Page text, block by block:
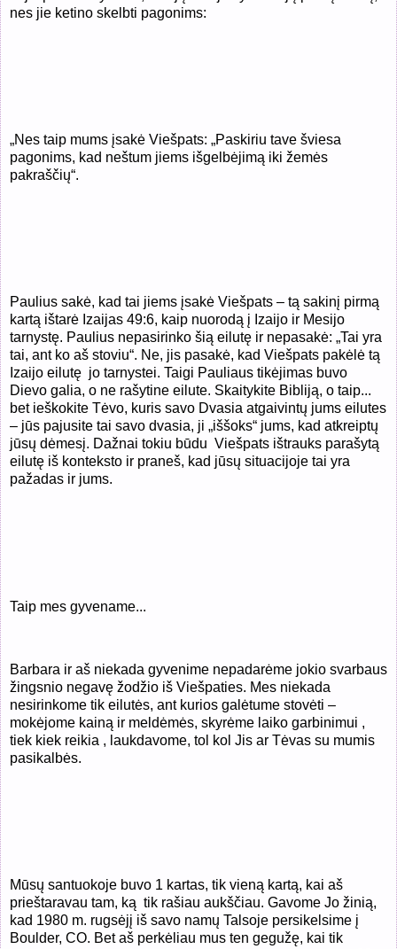
nes jie ketino skelbti pagonims:
„Nes taip mums įsakė Viešpats: „Paskiriu tave šviesa
pagonims, kad neštum jiems išgelbėjimą iki žemės
pakraščių“.
Paulius sakė, kad tai jiems įsakė Viešpats – tą sakinį pirmą
kartą ištarė Izaijas 49:6, kaip nuorodą į Izaijo ir Mesijo
tarnystę. Paulius nepasirinko šią eilutę ir nepasakė: „Tai yra
tai, ant ko aš stoviu“. Ne, jis pasakė, kad Viešpats pakėlė tą
Izaijo eilutę jo tarnystei. Taigi Pauliaus tikėjimas buvo
Dievo galia, o ne rašytine eilute. Skaitykite Bibliją, o taip...
bet ieškokite Tėvo, kuris savo Dvasia atgaivintų jums eilutes
– jūs pajusite tai savo dvasia, ji „iššoks“ jums, kad atkreiptų
jūsų dėmesį. Dažnai tokiu būdu Viešpats ištrauks parašytą
eilutę iš konteksto ir praneš, kad jūsų situacijoje tai yra
pažadas ir jums.
Taip mes gyvename...
Barbara ir aš niekada gyvenime nepadarėme jokio svarbaus
žingsnio negavę žodžio iš Viešpaties. Mes niekada
nesirinkome tik eilutės, ant kurios galėtume stovėti –
mokėjome kainą ir meldėmės, skyrėme laiko garbinimui ,
tiek kiek reikia , laukdavome, tol kol Jis ar Tėvas su mumis
pasikalbės.
Mūsų santuokoje buvo 1 kartas, tik vieną kartą, kai aš
prieštaravau tam, ką tik rašiau aukščiau. Gavome Jo žinią,
kad 1980 m. rugsėjį iš savo namų Talsoje persikelsime į
Boulder, CO. Bet aš perkėliau mus ten gegužę, kai tik